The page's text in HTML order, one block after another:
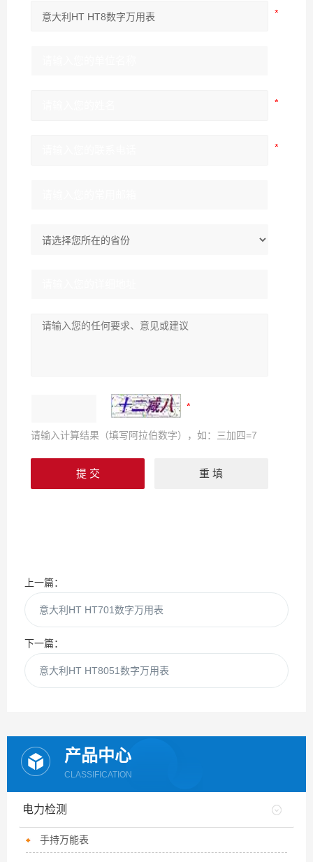
请输入计算结果（填写阿拉伯数字），如：三加四=7
上一篇：
意大利HT HT701数字万用表
下一篇：
意大利HT HT8051数字万用表
产品中心
CLASSIFICATION
电力检测
手持万能表